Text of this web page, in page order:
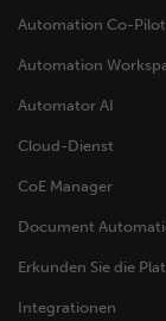
Automation Co-Pilot
Automation
Automator AI
Cloud-Dienst
CoE Manager
Document
Erkunden Sie die
Integrationen